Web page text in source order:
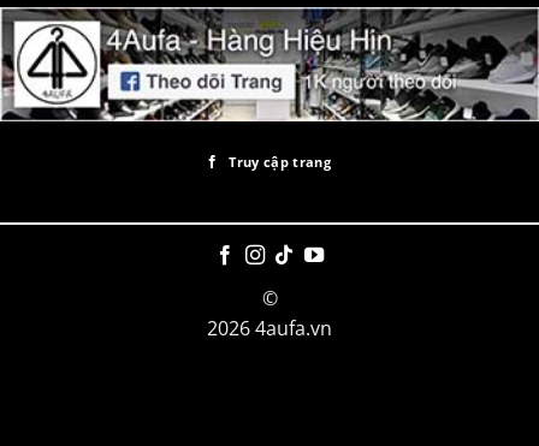
Truy cập trang
©
2026 4aufa.vn